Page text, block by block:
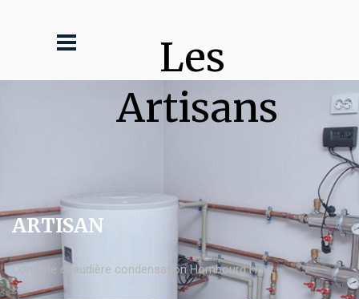
Les
Artisans
ARTISAN
Contrôle chaudière condensation Hombourg Haut